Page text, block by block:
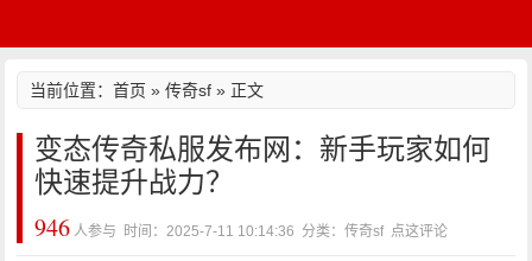
当前位置：首页 »传奇sf » 正文
变态传奇私服发布网：新手玩家如何
快速提升战力？
946 人参与 时间：2025-7-11 10:14:36 分类：传奇sf 点这评论